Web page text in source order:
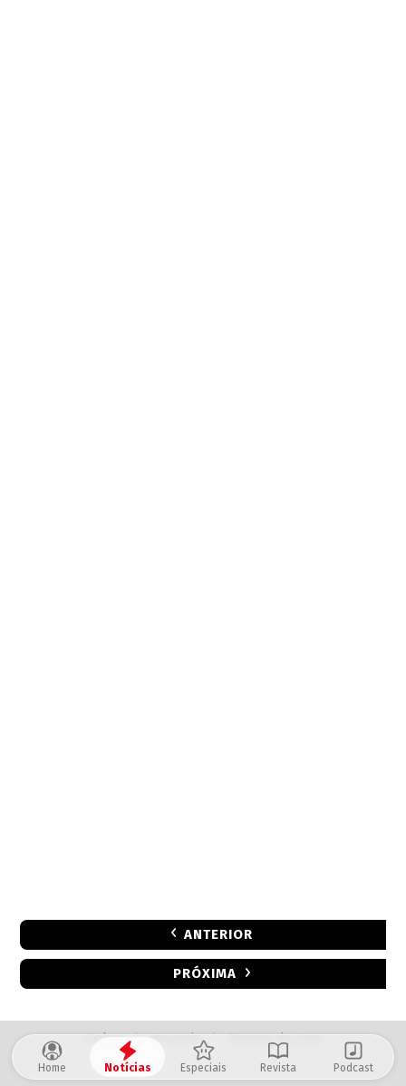
ANTERIOR
PRÓXIMA
Sobre | Anuncie | Termos de Uso
Home Notícias Especiais Revista Podcast